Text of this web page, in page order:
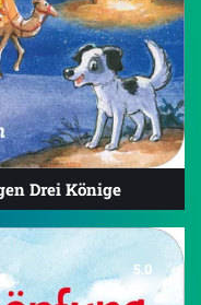
Drei Könige
5.0